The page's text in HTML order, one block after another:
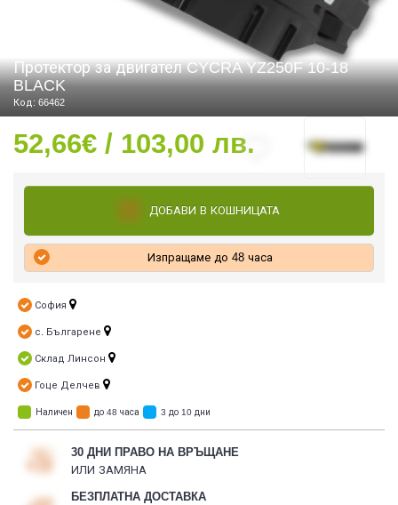
Протектор за двигател CYCRA YZ250F 10-18
BLACK
Код: 66462
52,66€ / 103,00 лв.
ДОБАВИ В КОШНИЦАТА
Изпращаме до 48 часа
София
с. Българене
Склад Линсон
Гоце Делчев
Наличен до 48 часа 3 до 10 дни
30 ДНИ ПРАВО НА ВРЪЩАНЕ
ИЛИ ЗАМЯНА
БЕЗПЛАТНА ДОСТАВКА